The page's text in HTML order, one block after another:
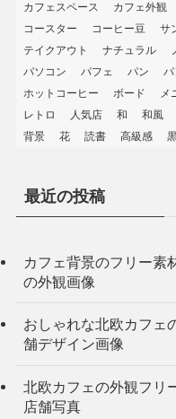
カフェスペース
カフェ外観
コースター
コーヒー豆 サ
テイクアウト
ナチュラル
パソコン
パフェ パン パ
ホットコーヒー
ボード メ
レトロ
人気店 和 和風
背景
花 読書 高級感
最近の投稿
カフェ背景のフリー素
の外観画像
おしゃれな北欧カフェ
舗デザイン画像
北欧カフェの外観フリ
店舗写真